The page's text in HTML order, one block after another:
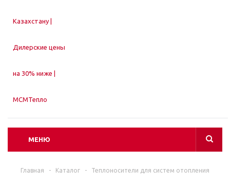
МЕНЮ
Главная - Каталог - Теплоносители для систем отопления